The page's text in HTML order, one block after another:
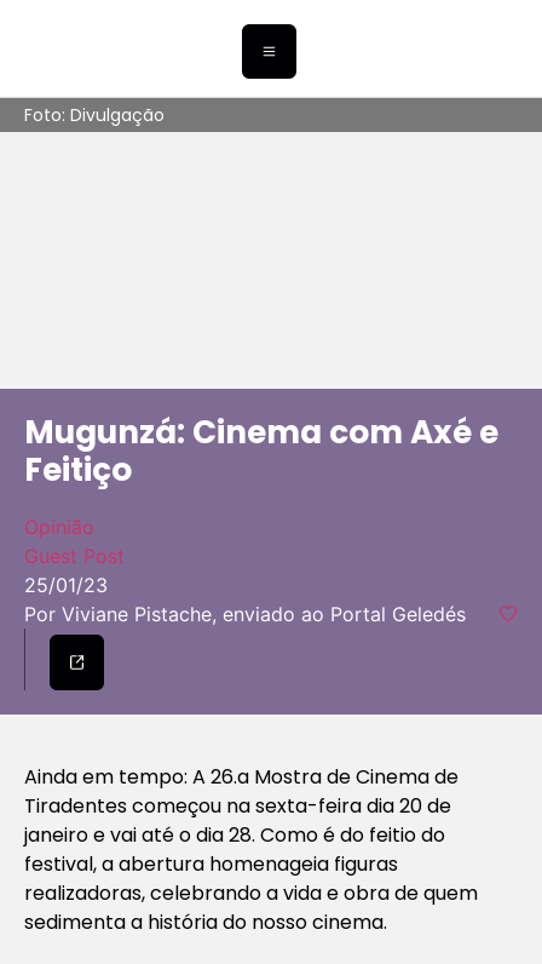
Foto: Divulgação
Mugunzá: Cinema com Axé e
Feitiço
Opinião
Guest Post
25/01/23
Por Viviane Pistache, enviado ao Portal Geledés
Ainda em tempo: A 26.a Mostra de Cinema de
Tiradentescomeçou na sexta-feira dia 20 de
janeiro e vai até o dia 28. Como é do feitio do
festival, a abertura homenageia figuras
realizadoras, celebrando a vida e obra de quem
sedimenta a história do nosso cinema.